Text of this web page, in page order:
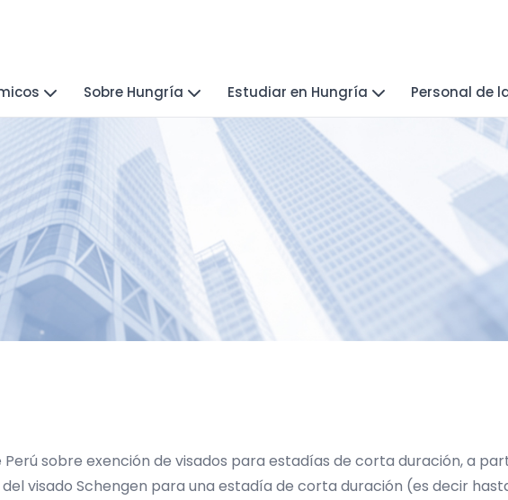
Sobre Hungría Estudiar en Hungría Personal de
sobre exención de visados para estadías de corta duración, a
visado Schengen para una estadía de corta duración (es decir